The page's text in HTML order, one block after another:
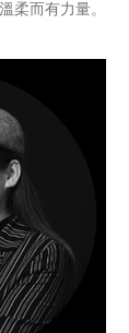
柔而有力量。